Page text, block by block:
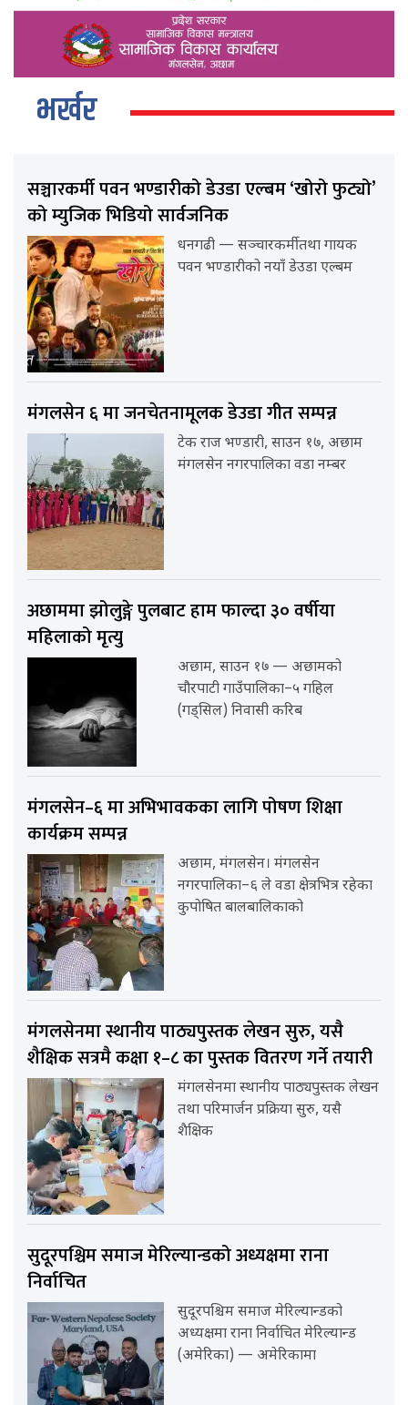
भर्खर
सञ्चारकर्मी पवन भण्डारीको डेउडा एल्बम ‘खोरो फुट्यो’
को म्युजिक भिडियो सार्वजनिक
धनगढी — सञ्चारकर्मी तथा गायक
पवन भण्डारीको नयाँ डेउडा एल्बम
मंगलसेन ६ मा जनचेतनामूलक डेउडा गीत सम्पन्न
टेक राज भण्डारी, साउन १७, अछाम
मंगलसेन नगरपालिका वडा नम्बर
अछाममा झोलुङ्गे पुलबाट हाम फाल्दा ३० वर्षीया
महिलाको मृत्यु
अछाम, साउन १७ — अछामको
चौरपाटी गाउँपालिका–५ गहिल
(गड्सिल) निवासी करिब
मंगलसेन–६ मा अभिभावकका लागि पोषण शिक्षा
कार्यक्रम सम्पन्न
अछाम, मंगलसेन। मंगलसेन
नगरपालिका–६ ले वडा क्षेत्रभित्र रहेका
कुपोषित बालबालिकाको
मंगलसेनमा स्थानीय पाठ्यपुस्तक लेखन सुरु, यसै
शैक्षिक सत्रमै कक्षा १–८ का पुस्तक वितरण गर्ने तयारी
मंगलसेनमा स्थानीय पाठ्यपुस्तक लेखन
तथा परिमार्जन प्रक्रिया सुरु, यसै
शैक्षिक
सुदूरपश्चिम समाज मेरिल्यान्डको अध्यक्षमा राना
निर्वाचित
सुदूरपश्चिम समाज मेरिल्यान्डको
अध्यक्षमा राना निर्वाचित मेरिल्यान्ड
(अमेरिका) — अमेरिकामा